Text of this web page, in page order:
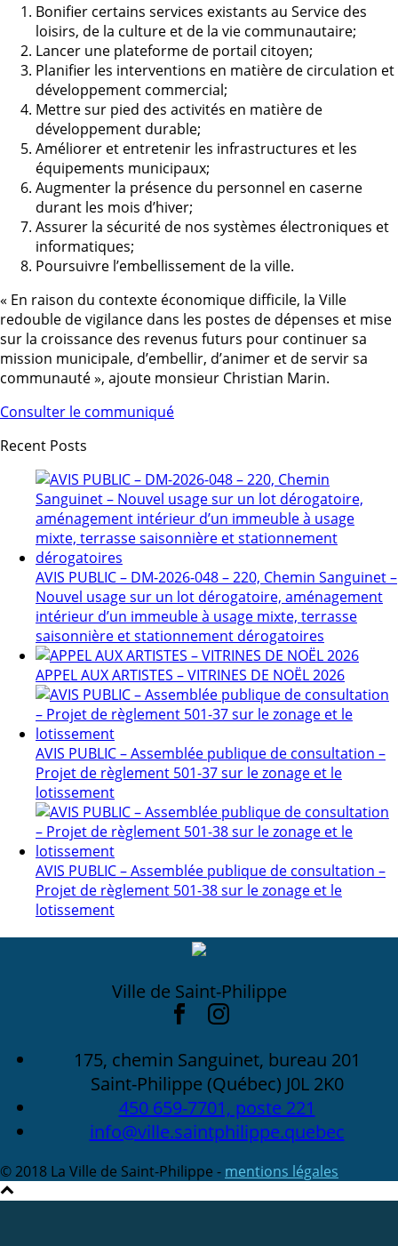
Bonifier certains services existants au Service des
loisirs, de la culture et de la vie communautaire;
Lancer une plateforme de portail citoyen;
Planifier les interventions en matière de circulation et
développement commercial;
Mettre sur pied des activités en matière de
développement durable;
Améliorer et entretenir les infrastructures et les
équipements municipaux;
Augmenter la présence du personnel en caserne
durant les mois d’hiver;
Assurer la sécurité de nos systèmes électroniques et
informatiques;
Poursuivre l’embellissement de la ville.
« En raison du contexte économique difficile, la Ville
redouble de vigilance dans les postes de dépenses et mise
sur la croissance des revenus futurs pour continuer sa
mission municipale, d’embellir, d’animer et de servir sa
communauté », ajoute monsieur Christian Marin.
Consulter le communiqué
Recent Posts
AVIS PUBLIC – DM-2026-048 – 220, Chemin Sanguinet –
Nouvel usage sur un lot dérogatoire, aménagement
intérieur d’un immeuble à usage mixte, terrasse
saisonnière et stationnement dérogatoires
APPEL AUX ARTISTES – VITRINES DE NOËL 2026
AVIS PUBLIC – Assemblée publique de consultation –
Projet de règlement 501-37 sur le zonage et le
lotissement
AVIS PUBLIC – Assemblée publique de consultation –
Projet de règlement 501-38 sur le zonage et le
lotissement
Ville de Saint-Philippe
175, chemin Sanguinet, bureau 201
Saint-Philippe (Québec) J0L 2K0
450 659-7701, poste 221
info@ville.saintphilippe.quebec
© 2018 La Ville de Saint-Philippe - mentions légales